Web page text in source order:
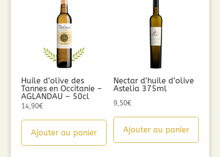
Huile d’olive des
Tannes en Occitanie –
AGLANDAU – 50cl
14,90€
Ajouter au panier
Nectar d’huile d’olive
Astelia 375ml
9,50€
Ajouter au panier